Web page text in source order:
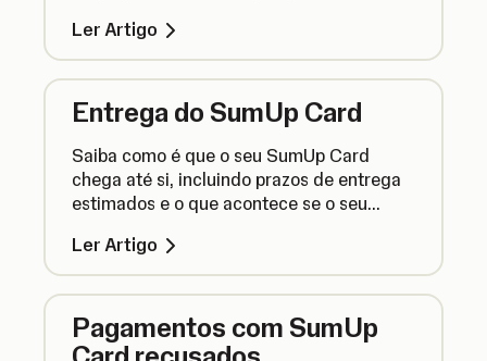
Ler Artigo
Entrega do SumUp Card
Saiba como é que o seu SumUp Card
chega até si, incluindo prazos de entrega
estimados e o que acontece se o seu
Ler Artigo
Pagamentos com SumUp